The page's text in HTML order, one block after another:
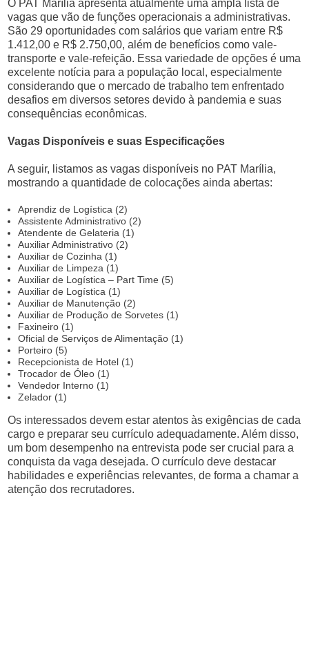
O PAT Marília apresenta atualmente uma ampla lista de
vagas que vão de funções operacionais a administrativas.
São 29 oportunidades com salários que variam entre R$
1.412,00 e R$ 2.750,00, além de benefícios como vale-
transporte e vale-refeição. Essa variedade de opções é uma
excelente notícia para a população local, especialmente
considerando que o mercado de trabalho tem enfrentado
desafios em diversos setores devido à pandemia e suas
consequências econômicas.
Vagas Disponíveis e suas Especificações
A seguir, listamos as vagas disponíveis no PAT Marília,
mostrando a quantidade de colocações ainda abertas:
Aprendiz de Logística (2)
Assistente Administrativo (2)
Atendente de Gelateria (1)
Auxiliar Administrativo (2)
Auxiliar de Cozinha (1)
Auxiliar de Limpeza (1)
Auxiliar de Logística – Part Time (5)
Auxiliar de Logística (1)
Auxiliar de Manutenção (2)
Auxiliar de Produção de Sorvetes (1)
Faxineiro (1)
Oficial de Serviços de Alimentação (1)
Porteiro (5)
Recepcionista de Hotel (1)
Trocador de Óleo (1)
Vendedor Interno (1)
Zelador (1)
Os interessados devem estar atentos às exigências de cada
cargo e preparar seu currículo adequadamente. Além disso,
um bom desempenho na entrevista pode ser crucial para a
conquista da vaga desejada. O currículo deve destacar
habilidades e experiências relevantes, de forma a chamar a
atenção dos recrutadores.